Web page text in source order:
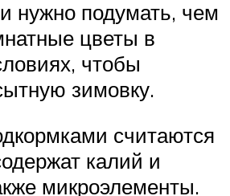
нужно подумать, чем
цветы в
чтобы
зимовку.
считаются
калий и
микроэлементы.